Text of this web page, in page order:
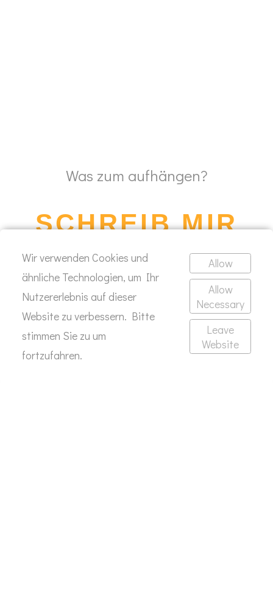
Was zum aufhängen?
SCHREIB MIR
KONTAKT
Wir verwenden Cookies und
ähnliche Technologien, um Ihr
Nutzererlebnis auf dieser
Website zu verbessern. Bitte
stimmen Sie zu um
fortzufahren.
Allow
Allow
Necessary
Leave
Website